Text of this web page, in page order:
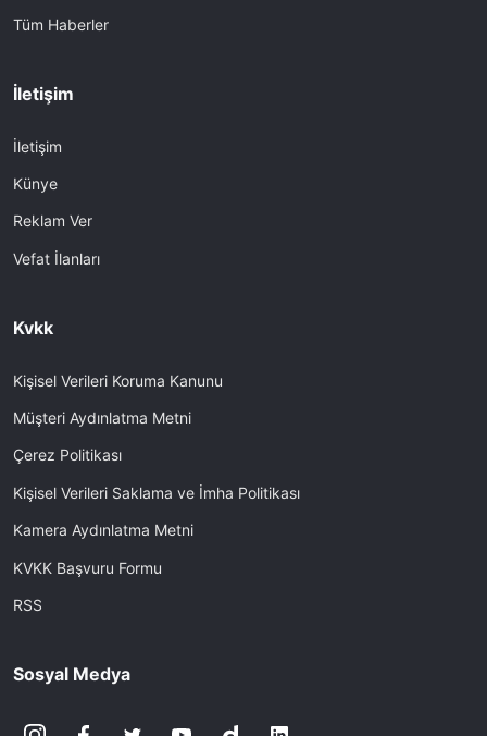
Tüm Haberler
İletişim
İletişim
Künye
Reklam Ver
Vefat İlanları
Kvkk
Kişisel Verileri Koruma Kanunu
Müşteri Aydınlatma Metni
Çerez Politikası
Kişisel Verileri Saklama ve İmha Politikası
Kamera Aydınlatma Metni
KVKK Başvuru Formu
RSS
Sosyal Medya